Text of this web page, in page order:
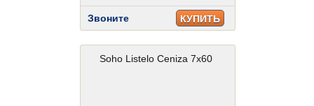
Звоните КУПИТЬ
Soho Listelo Ceniza 7x60